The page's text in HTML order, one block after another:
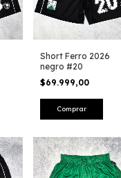
Short Ferro 2026
negro #20
$69.999,00
Comprar